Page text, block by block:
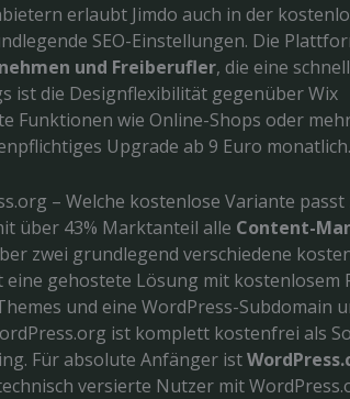
erlaubt Jimdo auch in der
SEO-Einstellungen. Die
und Freiberufler, die eine
ist die Designflexibilität gegenüber Wix
Funktionen wie Online-Shops oder
Upgrade ab 9 Euro monatlich.
– Welche kostenlose Variante passt
über 43% Marktanteil alle Content-
zwei grundlegend verschiedene
eine gehostete Lösung mit kostenlosem
und eine WordPress-Subdomain
ist komplett kostenfrei als
Für absolute Anfänger ist
versierte Nutzer mit